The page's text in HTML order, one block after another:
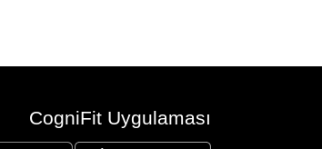
CogniFit Uygulaması